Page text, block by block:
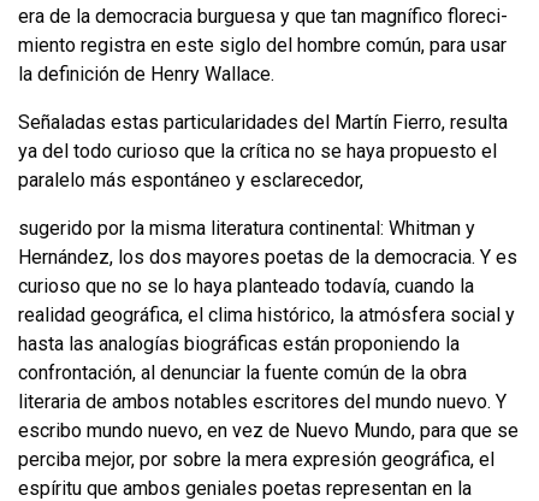
era de la democracia burguesa y que tan magnífico floreci­
miento registra en este siglo del hombre común, para usar
la definición de Henry Wallace.
Señaladas estas particularidades del Martín Fierro, resulta
ya del todo curio­so que la crítica no se haya propuesto el
paralelo más espontáneo y esclarecedor,
sugerido por la misma literatura continental: Whitman y
Hernández, los dos mayores poetas de la democracia. Y es
curioso que no se lo haya planteado toda­vía, cuando la
realidad geográfica, el clima histórico, la atmósfera social y
hasta las analogías biográficas están proponiendo la
confrontación, al denunciar la fuente común de la obra
literaria de ambos notables escritores del mundo nue­vo. Y
escribo mundo nuevo, en vez de Nuevo Mundo, para que se
perciba mejor, por sobre la mera expresión geográfica, el
espíritu que ambos geniales poetas representan en la